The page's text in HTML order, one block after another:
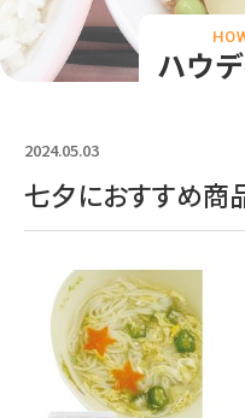
ハウ
2024.05.03
七夕におすすめ商